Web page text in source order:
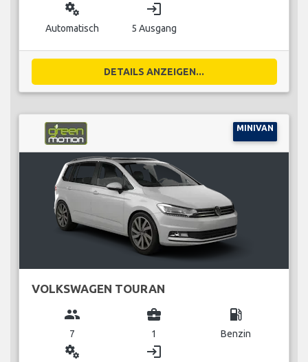
miscellaneous_services
Automatisch
login
5 Ausgang
DETAILS ANZEIGEN...
MINIVAN
VOLKSWAGEN TOURAN
group
7
business_center
1
local_gas_station
Benzin
miscellaneous_services login